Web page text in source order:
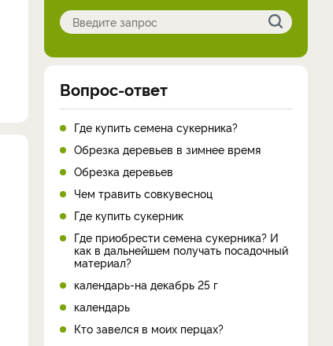
Вопрос-ответ
Где купить семена сукерника?
Обрезка деревьев в зимнее время
Обрезка деревьев
Чем травить совкувесноц
Где купить сукерник
Где приобрести семена сукерника? И
как в дальнейшем получать посадочный
материал?
календарь-на декабрь 25 г
календарь
Кто завелся в моих перцах?